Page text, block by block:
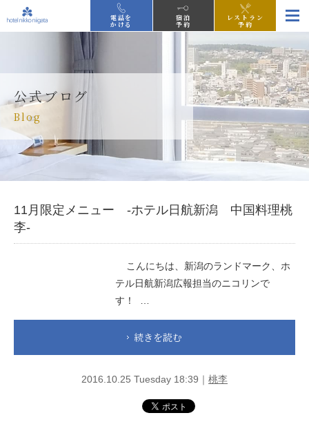
電話を
かける
宿泊
予約
レストラン
予約
公式ブログ
Blog
11月限定メニュー -ホテル日航新潟 中国料理桃
李-
こんにちは、新潟のランドマーク、ホ
テル日航新潟広報担当のニコリンで
す！ …
続きを読む
2016.10.25 Tuesday 18:39｜ 桃李